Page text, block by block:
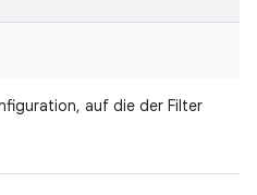
auf die der Filter